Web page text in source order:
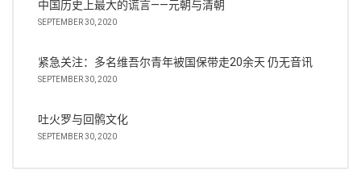
中国历史上最大的谎言——元朝与清朝
SEPTEMBER 30, 2020
紧急关注：多名维吾尔青年被国保带走20余天 仍无音讯
SEPTEMBER 30, 2020
吐火罗与回鹘文化
SEPTEMBER 30, 2020